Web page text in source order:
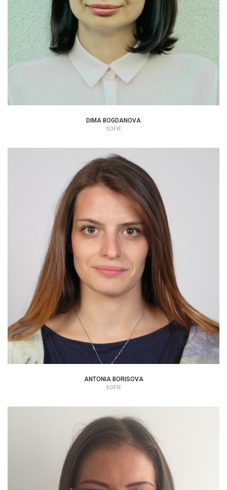
DIMA BOGDANOVA
SOFIE
ANTONIA BORISOVA
PSYCHOLOG | TERAPEUT
ANTONIA BORISOVA
SOFIE
INA APOSTOLOVA